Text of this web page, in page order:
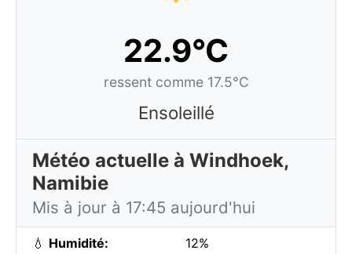
22.9°C
ressent comme 17.5°C
Ensoleillé
Météo actuelle à Windhoek,
Namibie
Mis à jour à 17:45 aujourd'hui
💧 Humidité: 12%